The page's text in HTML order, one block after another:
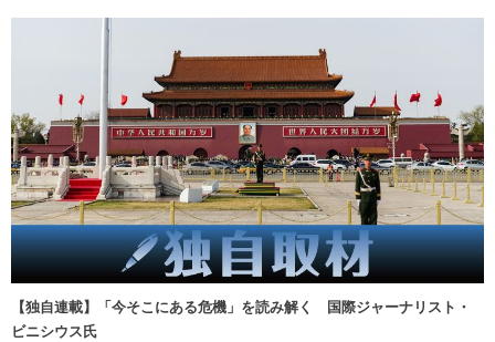
【独自連載】「今そこにある危機」を読み解く 国際ジャーナリスト・
ビニシウス氏